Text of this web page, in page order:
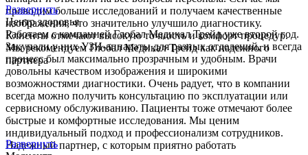
проводим больше исследований и получаем качественные
изображения, что значительно улучшило диагностику.
Клиенты отмечают высокую точность и комфорт процедур.
Мы рекомендуем Глобал Медикал Трейд как надежного
партнера
Развернуть
Центр здоровья
Работаем с компанией Глобал Медикал Трейд уже второй год.
Закупали у них УЗИ-аппараты для разных отделений, и всегда
процесс был максимально прозрачным и удобным. Врачи
довольны качеством изображения и широкими
возможностями диагностики. Очень радует, что в компании
всегда можно получить консультацию по эксплуатации или
сервисному обслуживанию. Пациенты тоже отмечают более
быстрые и комфортные исследования. Мы ценим
индивидуальный подход и профессионализм сотрудников.
Надежный партнер, с которым приятно работать
Развернуть